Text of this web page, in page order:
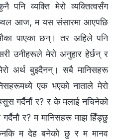
पनि व्यक्ति मेरो व्यक्तित्वसँग
आज, म यस संसारमा आएपछि
पाएका छन्। तर अहिले पनि
उनीहरूले मेरो अनुहार हेर्छन् र
अर्थ बुझ्दैनन्। सबै मानिसहरू
एक भएको नाताले मेरो
गर्दैनौं र? र के मलाई नचिनेको
र? म मानिसहरू माझ हिँड्छु
म देह बनेको छु र म मानव